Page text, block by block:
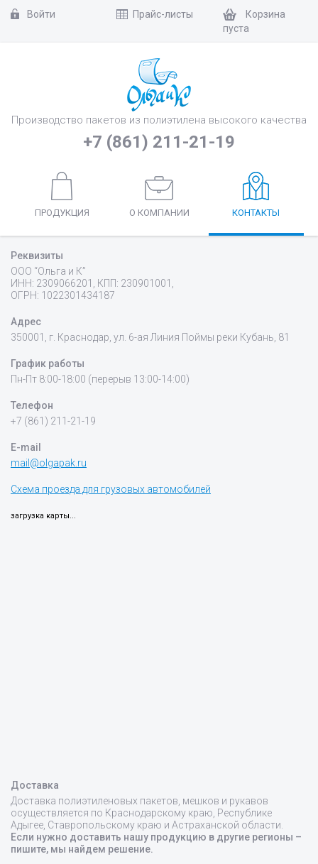
Войти Прайс-листы
Корзина
пуста
Производство пакетов из полиэтилена высокого качества
+7 (861) 211-21-19
ПРОДУКЦИЯ О КОМПАНИИ КОНТАКТЫ
Реквизиты
ООО “Ольга и К”
ИНН: 2309066201, КПП: 230901001,
ОГРН: 1022301434187
Адрес
350001, г. Краснодар, ул. 6-ая Линия Поймы реки Кубань, 81
График работы
Пн-Пт 8:00-18:00 (перерыв 13:00-14:00)
Телефон
+7 (861) 211-21-19
E-mail
mail@olgapak.ru
Схема проезда для грузовых автомобилей
загрузка карты...
Доставка
Доставка полиэтиленовых пакетов , мешков и рукавов
осуществляется по Краснодарскому краю, Республике
Адыгее, Ставропольскому краю и Астраханской области.
Если нужно доставить нашу продукцию в другие регионы –
пишите, мы найдем решение.